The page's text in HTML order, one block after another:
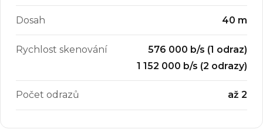
Dosah 40 m
Rychlost skenování
576 000 b/s (1 odraz)
1 152 000 b/s (2 odrazy)
Počet odrazů až 2